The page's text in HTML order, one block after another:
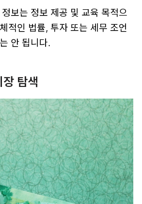
보는 정보 제공 및 교육 목적으
적인 법률, 투자 또는 세무 조언
안 됩니다.
탐색